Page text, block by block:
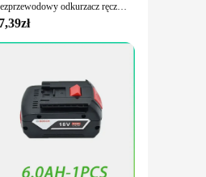
systems. The ease
and efficient
both commercial and
Bezprzewodowy odkurzacz ręczny MIUI Wielofunkcyjny odkurzacz bezszczotkowy Odpowiedni do sierści zwierząt, gospodarstwa domowego i samochodu, lekki, biały